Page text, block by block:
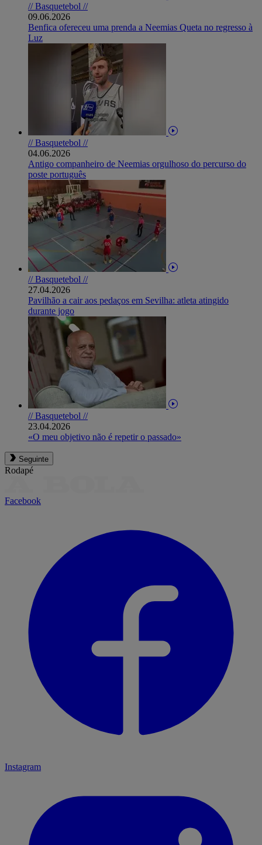
// Basquetebol //
09.06.2026
Benfica ofereceu uma prenda a Neemias Queta no regresso à
Luz
// Basquetebol //
04.06.2026
Antigo companheiro de Neemias orgulhoso do percurso do
poste português
// Basquetebol //
27.04.2026
Pavilhão a cair aos pedaços em Sevilha: atleta atingido
durante jogo
// Basquetebol //
23.04.2026
«O meu objetivo não é repetir o passado»
Seguinte
Rodapé
Facebook
Instagram